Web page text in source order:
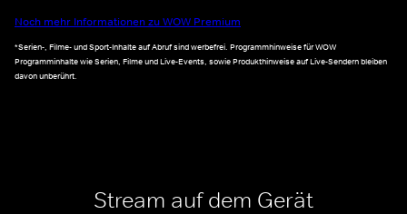
Noch mehr Informationen zu WOW Premium
*Serien-, Filme- und Sport-Inhalte auf Abruf sind werbefrei. Programmhinweise für WOW
Programminhalte wie Serien, Filme und Live-Events, sowie Produkthinweise auf Live-Sendern bleiben
davon unberührt.
Stream auf dem Gerät